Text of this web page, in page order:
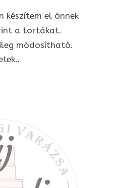
készítem el önnek
a tortákat.
módosítható.